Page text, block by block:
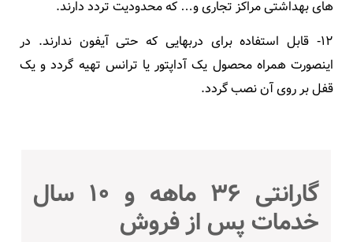
های بهداشتی مراکز تجاری و… که محدودیت تردد دارند.
12- قابل استفاده برای دربهایی که حتی آیفون ندارند. در
اینصورت همراه محصول یک آداپتور یا ترانس تهیه گردد و یک
قفل بر روی آن نصب گردد.
گارانتی 36 ماهه و 10 سال
خدمات پس از فروش